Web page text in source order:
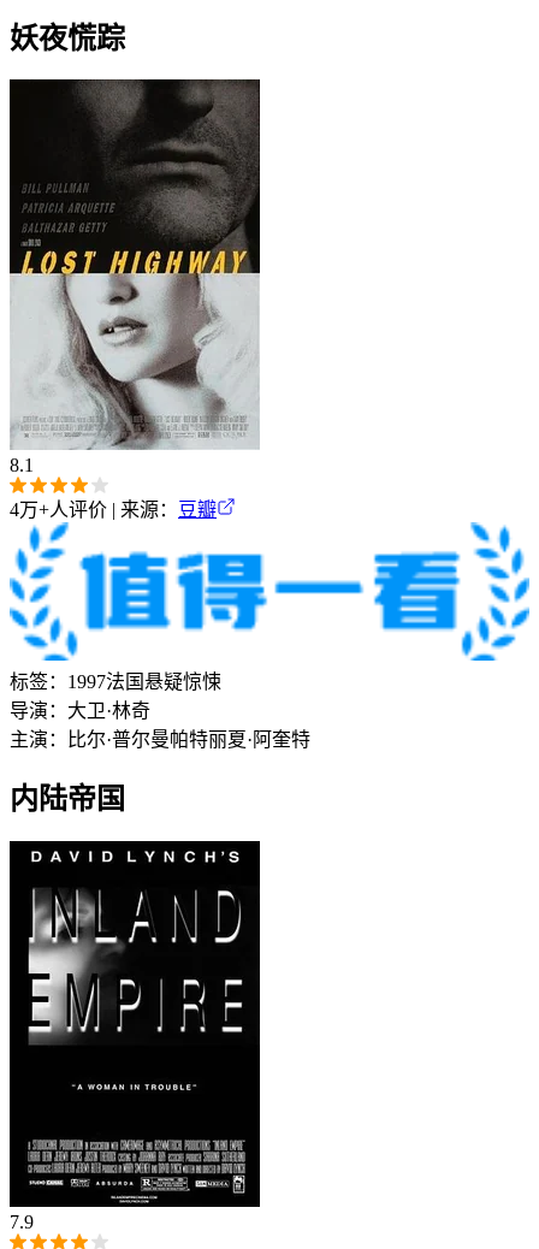
妖夜慌踪
8.1
4万+人评价 | 来源： 豆瓣
标签： 1997法国 悬疑惊悚
导演： 大卫·林奇
主演：
比尔·普尔曼帕特丽夏·阿奎特
内陆帝国
7.9